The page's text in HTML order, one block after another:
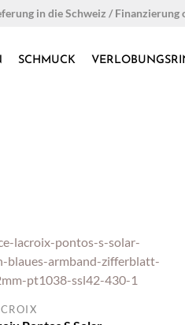
in die Schweiz / Finanzierung
SCHMUCK